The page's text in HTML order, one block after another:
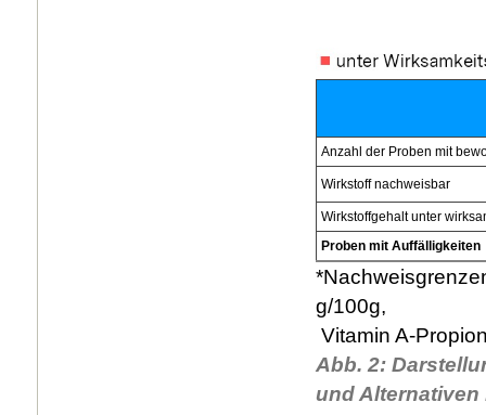
Anzahl der Proben mit
Wirkstoff nachweisbar
Wirkstoffgehalt unter
Proben mit Auffälligkeiten
g/100g,
Vitamin A-
Abb. 2:
und Alternativen